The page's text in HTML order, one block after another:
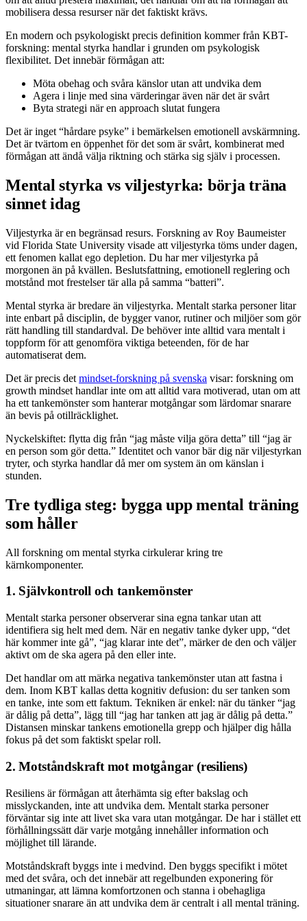
mobilisera dessa resurser när det faktiskt krävs.
En modern och psykologiskt precis definition kommer från KBT-
forskning: mental styrka handlar i grunden om psykologisk
flexibilitet. Det innebär förmågan att:
Möta obehag och svåra känslor utan att undvika dem
Agera i linje med sina värderingar även när det är svårt
Byta strategi när en approach slutat fungera
Det är inget “hårdare psyke” i bemärkelsen emotionell avskärmning.
Det är tvärtom en öppenhet för det som är svårt, kombinerat med
förmågan att ändå välja riktning och stärka sig själv i processen.
Mental styrka vs viljestyrka: börja träna
sinnet idag
Viljestyrka är en begränsad resurs. Forskning av Roy Baumeister
vid Florida State University visade att viljestyrka töms under dagen,
ett fenomen kallat ego depletion. Du har mer viljestyrka på
morgonen än på kvällen. Beslutsfattning, emotionell reglering och
motstånd mot frestelser tär alla på samma “batteri”.
Mental styrka är bredare än viljestyrka. Mentalt starka personer litar
inte enbart på disciplin, de bygger vanor, rutiner och miljöer som gör
rätt handling till standardval. De behöver inte alltid vara mentalt i
toppform för att genomföra viktiga beteenden, för de har
automatiserat dem.
Det är precis det mindset-forskning på svenska visar: forskning om
growth mindset handlar inte om att alltid vara motiverad, utan om att
ha ett tankemönster som hanterar motgångar som lärdomar snarare
än bevis på otillräcklighet.
Nyckelskiftet: flytta dig från “jag måste vilja göra detta” till “jag är
en person som gör detta.” Identitet och vanor bär dig när viljestyrkan
tryter, och styrka handlar då mer om system än om känslan i
stunden.
Tre tydliga steg: bygga upp mental träning
som håller
All forskning om mental styrka cirkulerar kring tre
kärnkomponenter.
1. Självkontroll och tankemönster
Mentalt starka personer observerar sina egna tankar utan att
identifiera sig helt med dem. När en negativ tanke dyker upp, “det
här kommer inte gå”, “jag klarar inte det”, märker de den och väljer
aktivt om de ska agera på den eller inte.
Det handlar om att märka negativa tankemönster utan att fastna i
dem. Inom KBT kallas detta kognitiv defusion: du ser tanken som
en tanke, inte som ett faktum. Tekniken är enkel: när du tänker “jag
är dålig på detta”, lägg till “jag har tanken att jag är dålig på detta.”
Distansen minskar tankens emotionella grepp och hjälper dig hålla
fokus på det som faktiskt spelar roll.
2. Motståndskraft mot motgångar (resiliens)
Resiliens är förmågan att återhämta sig efter bakslag och
misslyckanden, inte att undvika dem. Mentalt starka personer
förväntar sig inte att livet ska vara utan motgångar. De har i stället ett
förhållningssätt där varje motgång innehåller information och
möjlighet till lärande.
Motståndskraft byggs inte i medvind. Den byggs specifikt i mötet
med det svåra, och det innebär att regelbunden exponering för
utmaningar, att lämna komfortzonen och stanna i obehagliga
situationer snarare än att undvika dem är centralt i all mental träning.